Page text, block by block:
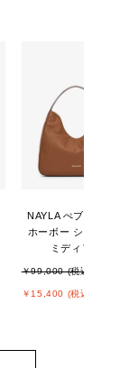
NAYLA ぺブルレザー
ホーボー ショルダー
ミディアム
￥99,000 (税込)
￥15,400 (税込)